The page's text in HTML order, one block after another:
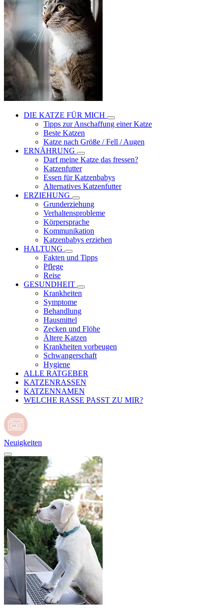
DIE KATZE FÜR MICH
Tipps zur Anschaffung einer Katze
Beste Katzen
Katze nach Größe / Fell / Augen
ERNÄHRUNG
Darf meine Katze das fressen?
Katzenfutter
Essen für Katzenbabys
Alternatives Katzenfutter
ERZIEHUNG
Grunderziehung
Verhaltensprobleme
Körpersprache
Kommunikation
Katzenbabys erziehen
HALTUNG
Fakten und Tipps
Pflege
Reise
GESUNDHEIT
Krankheiten
Symptome
Behandlung
Hausmittel
Zecken und Flöhe
Ältere Katzen
Krankheiten vorbeugen
Schwangerschaft
Hygiene
ALLE RATGEBER
KATZENRASSEN
KATZENNAMEN
WELCHE RASSE PASST ZU MIR?
Neuigkeiten